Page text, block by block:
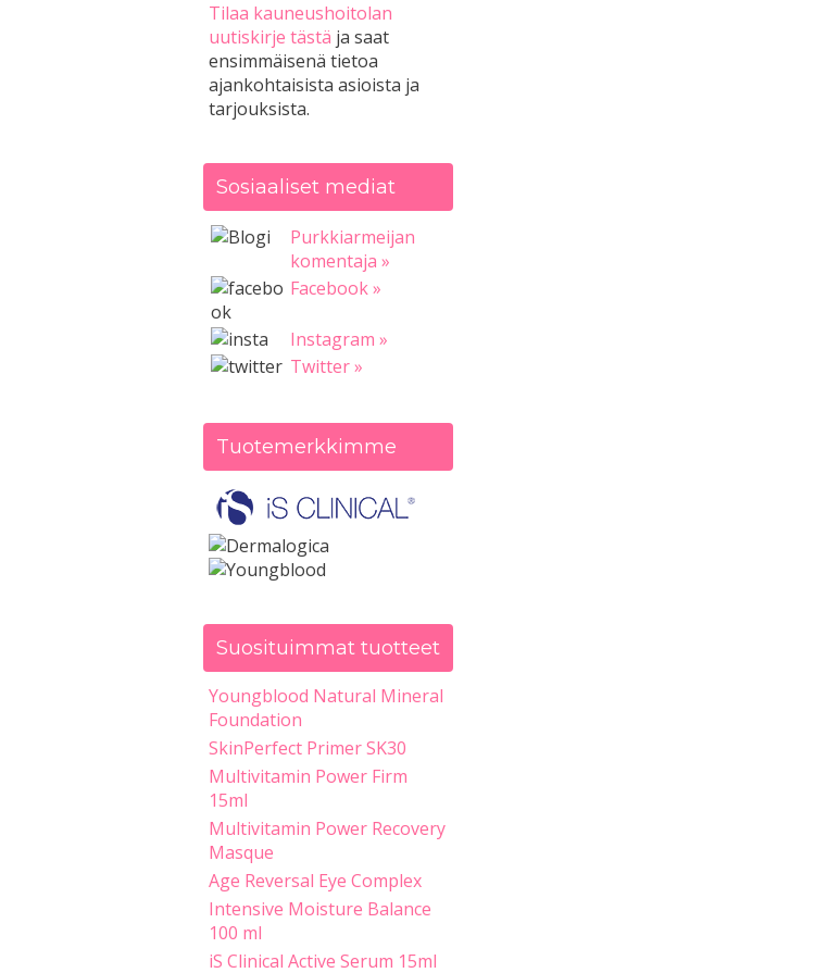
Tilaa kauneushoitolan
uutiskirje tästä ja saat
ensimmäisenä tietoa
ajankohtaisista asioista ja
tarjouksista.
Sosiaaliset mediat
Purkkiarmeijan
komentaja »
Facebook »
Instagram »
Twitter »
Tuotemerkkimme
Suosituimmat tuotteet
Youngblood Natural Mineral
Foundation
SkinPerfect Primer SK30
Multivitamin Power Firm
15ml
Multivitamin Power Recovery
Masque
Age Reversal Eye Complex
Intensive Moisture Balance
100 ml
iS Clinical Active Serum 15ml